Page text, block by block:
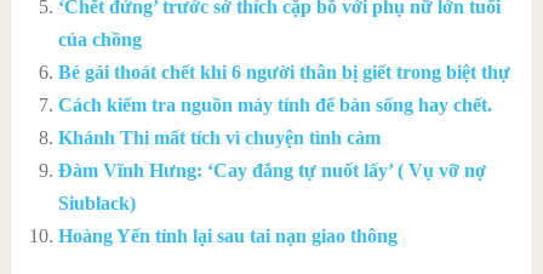
‘Chết đứng’ trước sở thích cặp bồ với phụ nữ lớn tuổi
của chồng
Bé gái thoát chết khi 6 người thân bị giết trong biệt thự
Cách kiểm tra nguồn máy tính để bàn sống hay chết.
Khánh Thi mất tích vì chuyện tình cảm
Đàm Vĩnh Hưng: ‘Cay đắng tự nuốt lấy’ ( Vụ vỡ nợ
Siublack)
Hoàng Yến tỉnh lại sau tai nạn giao thông